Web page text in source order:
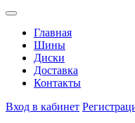
Главная
Шины
Диски
Доставка
Контакты
Вход в кабинет